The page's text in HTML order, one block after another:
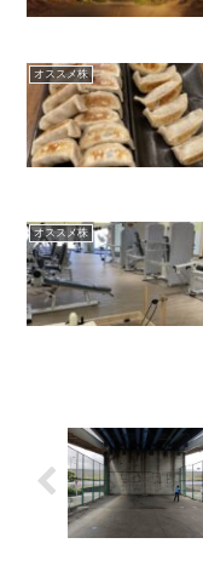
オススメ株
オススメ株